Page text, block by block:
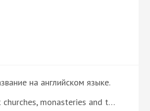
на английском языке.
monasteries and t…